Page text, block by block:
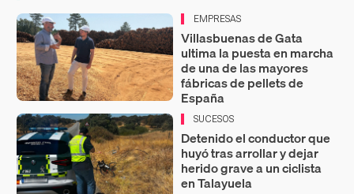
EMPRESAS
Villasbuenas de Gata
ultima la puesta en marcha
de una de las mayores
fábricas de pellets de
España
SUCESOS
Detenido el conductor que
huyó tras arrollar y dejar
herido grave a un ciclista
en Talayuela